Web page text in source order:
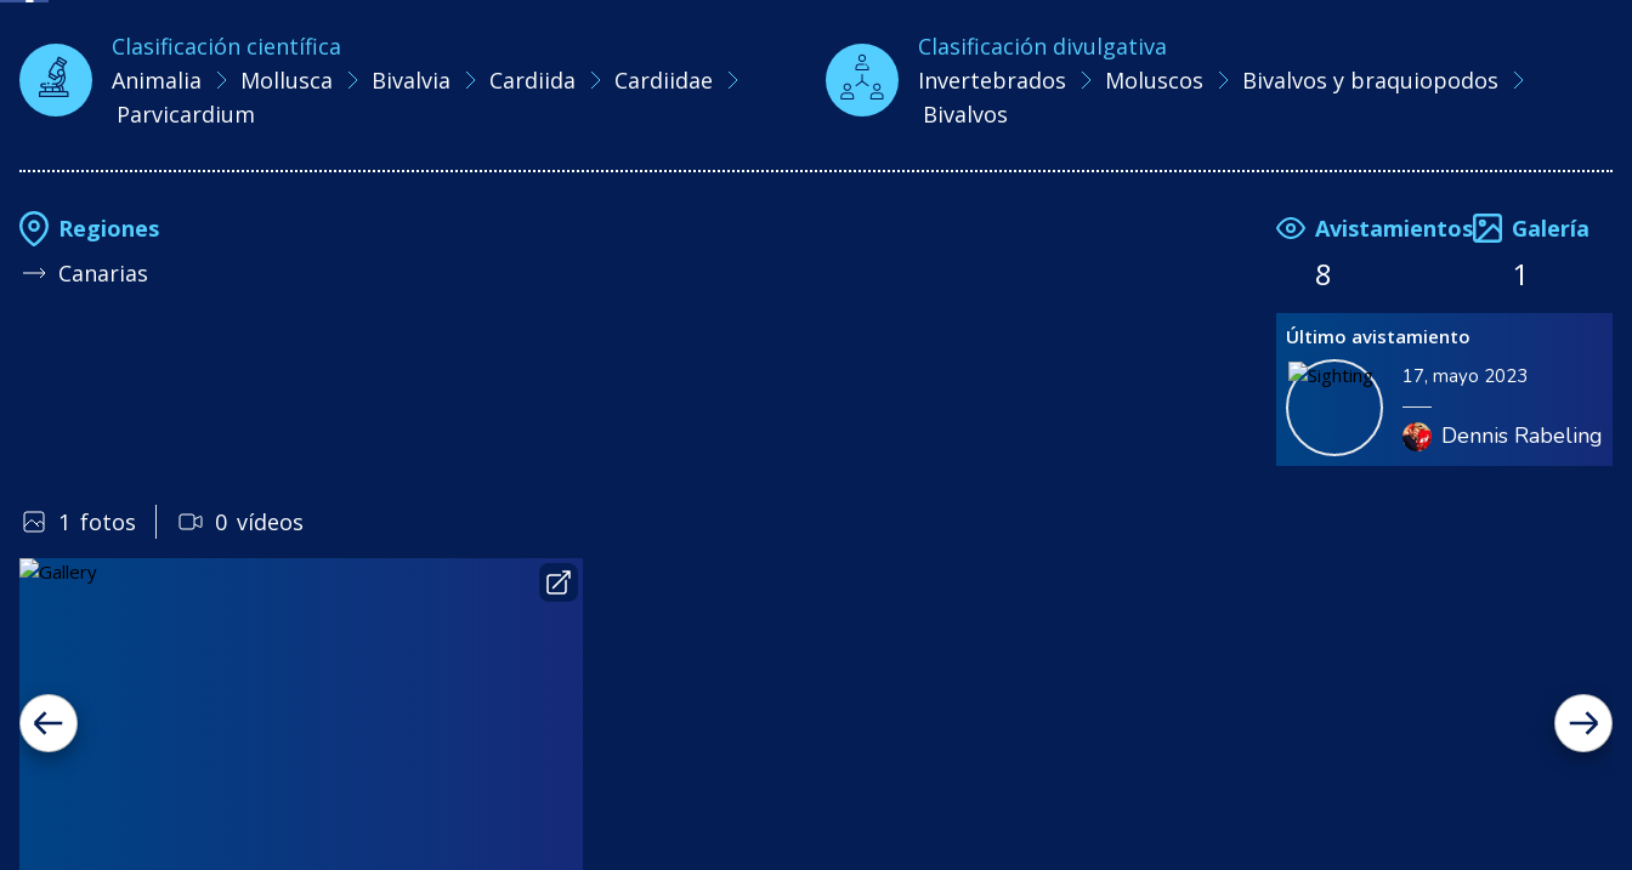
Clasificación científica
Animalia
Mollusca Bivalvia Cardiida
Cardiidae
Parvicardium
Clasificación divulgativa
Invertebrados
Moluscos
Bivalvos y braquiopodos
Bivalvos
Regiones
Canarias
Avistamientos
8
Galería
1
Último avistamiento
17, mayo 2023
Dennis Rabeling
1 fotos 0 vídeos